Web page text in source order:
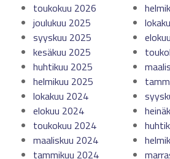
toukokuu 2026
joulukuu 2025
syyskuu 2025
kesäkuu 2025
huhtikuu 2025
helmikuu 2025
lokakuu 2024
elokuu 2024
toukokuu 2024
maaliskuu 2024
tammikuu 2024